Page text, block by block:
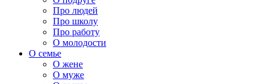
Про людей
Про школу
Про работу
О молодости
О семье
О жене
О муже